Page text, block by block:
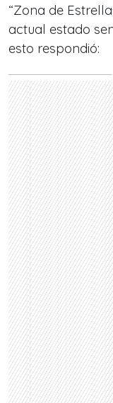
“Zona de
actual estado
esto respondió: